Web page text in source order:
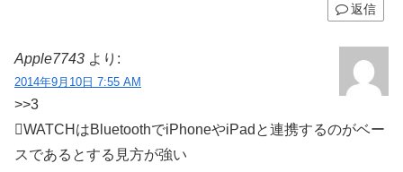
返信
Apple7743 より:
2014年9月10日 7:55 AM
>>3
WATCHはBluetoothでiPhoneやiPadと連携するのがベー
スであるとする見方が強い